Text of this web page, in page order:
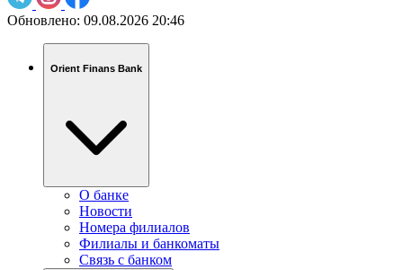
Обновлено: 09.08.2026 20:46
Orient Finans Bank
О банке
Новости
Номера филиалов
Филиалы и банкоматы
Связь c банком